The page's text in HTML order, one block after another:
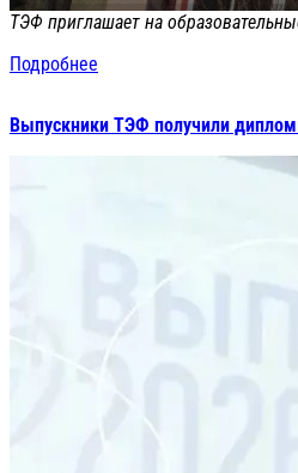
ТЭФ приглашает на
Подробнее
Выпускники ТЭФ получили